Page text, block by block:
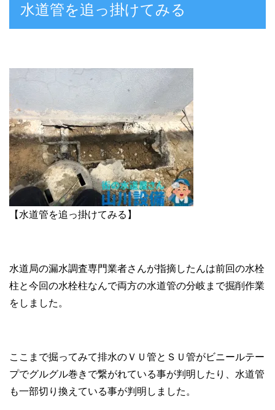
水道管を追っ掛けてみる
【水道管を追っ掛けてみる】
水道局の漏水調査専門業者さんが指摘したんは前回の水栓
柱と今回の水栓柱なんで両方の水道管の分岐まで掘削作業
をしました。
ここまで掘ってみて排水のＶＵ管とＳＵ管がビニールテー
プでグルグル巻きで繋がれている事が判明したり、水道管
も一部切り換えている事が判明しました。